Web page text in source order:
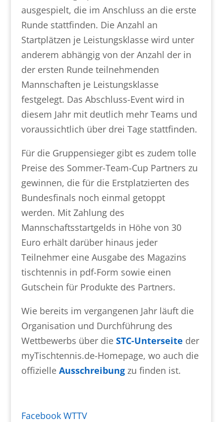
ausgespielt, die im Anschluss an die erste
Runde stattfinden. Die Anzahl an
Startplätzen je Leistungsklasse wird unter
anderem abhängig von der Anzahl der in
der ersten Runde teilnehmenden
Mannschaften je Leistungsklasse
festgelegt. Das Abschluss-Event wird in
diesem Jahr mit deutlich mehr Teams und
voraussichtlich über drei Tage stattfinden.
Für die Gruppensieger gibt es zudem tolle
Preise des Sommer-Team-Cup Partners zu
gewinnen, die für die Erstplatzierten des
Bundesfinals noch einmal getoppt
werden. Mit Zahlung des
Mannschaftsstartgelds in Höhe von 30
Euro erhält darüber hinaus jeder
Teilnehmer eine Ausgabe des Magazins
tischtennis in pdf-Form sowie einen
Gutschein für Produkte des Partners.
Wie bereits im vergangenen Jahr läuft die
Organisation und Durchführung des
Wettbewerbs über die STC-Unterseite der
myTischtennis.de-Homepage, wo auch die
offizielle Ausschreibungzu finden ist.
Facebook WTTV